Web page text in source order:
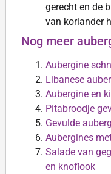
gerecht en de
van koriander
Nog meer
Aubergine
Libanese
Aubergine en
Pitabroodje
Gevulde
Aubergines
Salade van
en knoflook